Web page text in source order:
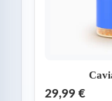
29,99 €